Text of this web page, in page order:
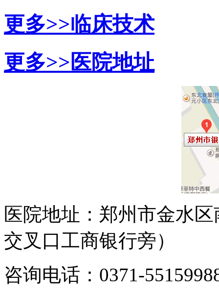
更多>>临床技术
更多>>医院地址
医院地址：郑州市金水
交叉口工商银行旁）
咨询电话：0371-